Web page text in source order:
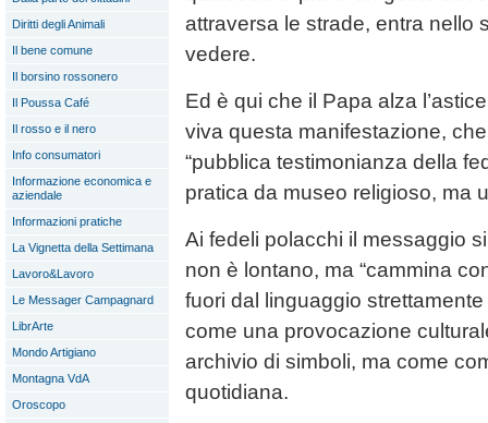
Diritti degli Animali
Il bene comune
Il borsino rossonero
Il Poussa Café
Il rosso e il nero
Info consumatori
Informazione economica e
aziendale
Informazioni pratiche
La Vignetta della Settimana
Lavoro&Lavoro
Le Messager Campagnard
LibrArte
Mondo Artigiano
Montagna VdA
Oroscopo
attraversa le strade, entra nello
vedere.
Ed è qui che il Papa alza
viva questa manifestazione,
“pubblica testimonianza della
pratica da museo religioso, ma
Ai fedeli polacchi il messaggio
non è lontano, ma “cammina
fuori dal linguaggio
come una provocazione
archivio di simboli, ma come
quotidiana.